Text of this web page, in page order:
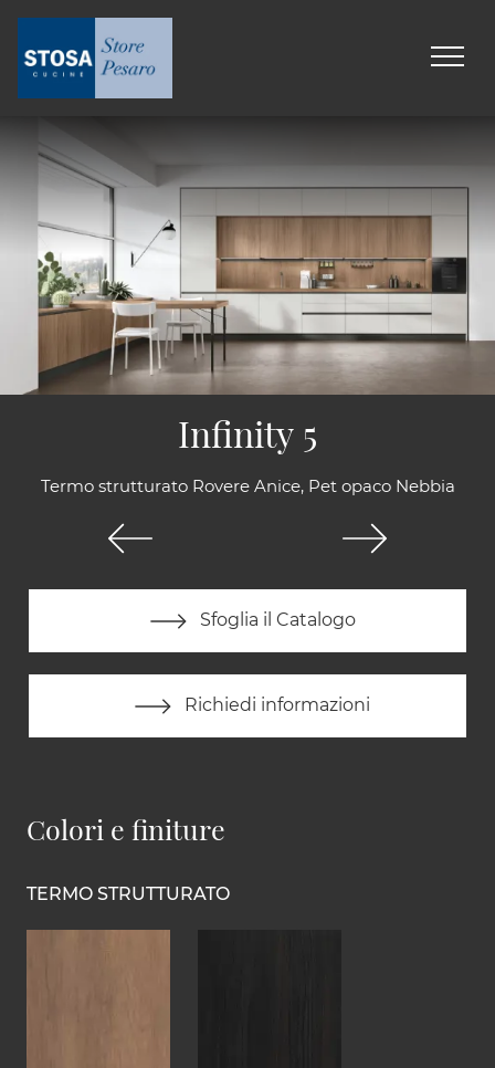
Termo strutturato Rovere Anice, Pet opaco Nebbia
Sfoglia il Catalogo
Richiedi informazioni
Infinity 5
Colori e finiture
TERMO STRUTTURATO